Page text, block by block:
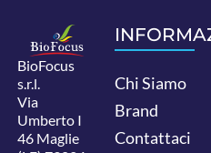
BioFocus
s.r.l.
Via
Umberto I
46 Maglie
Chi Siamo
Brand
Contattaci